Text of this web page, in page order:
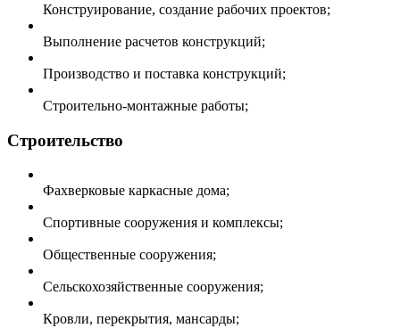
Конструирование, создание рабочих проектов;
Выполнение расчетов конструкций;
Производство и поставка конструкций;
Строительно-монтажные работы;
Строительство
Фахверковые каркасные дома;
Спортивные сооружения и комплексы;
Общественные сооружения;
Сельскохозяйственные сооружения;
Кровли, перекрытия, мансарды;